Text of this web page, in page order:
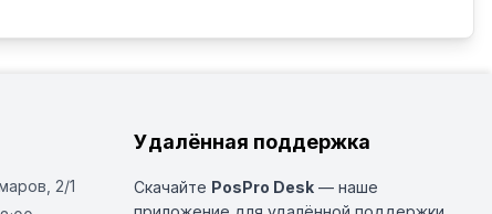
2/1
Удалённая поддержка
Скачайте PosPro Desk — наше